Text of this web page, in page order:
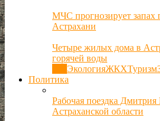
МЧС прогнозирует запах
Астрахани
Четыре жилых дома в
горячей воды
ЭкологияЖКХТуризм
Политика
Рабочая поездка
Астраханской области